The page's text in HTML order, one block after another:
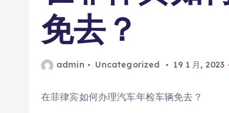
免去？
admin Uncategorized 19 1 月, 2023
在菲律宾如何办理汽车年检车辆免去？